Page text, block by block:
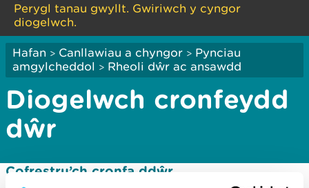
Perygl tanau gwyllt. Gwiriwch y cyngor
diogelwch.
Hafan > Canllawiau a chyngor > Pynciau
amgylcheddol > Rheoli dŵr ac ansawdd
Diogelwch cronfeydd
dŵr
Cofrestru’ch cronfa ddŵr